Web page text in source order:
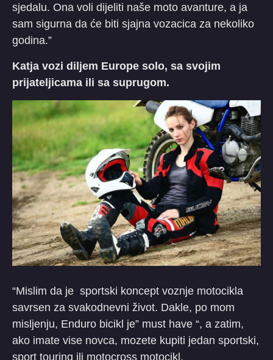
sjedalu. Ona voli dijeliti naše moto avanture, a ja
sam sigurna da će biti sjajna vozacica za nekoliko
godina.”
Katja vozi diljem Europe solo, sa svojim
prijateljicama ili sa suprugom.
“Mislim da je sportski koncept voznje motocikla
savrsen za svakodnevni život. Dakle, po mom
misljenju, Enduro bicikl je” must have “, a zatim,
ako imate vise novca, mozete kupiti jedan sportski,
sport touring ili motocross motocikl.